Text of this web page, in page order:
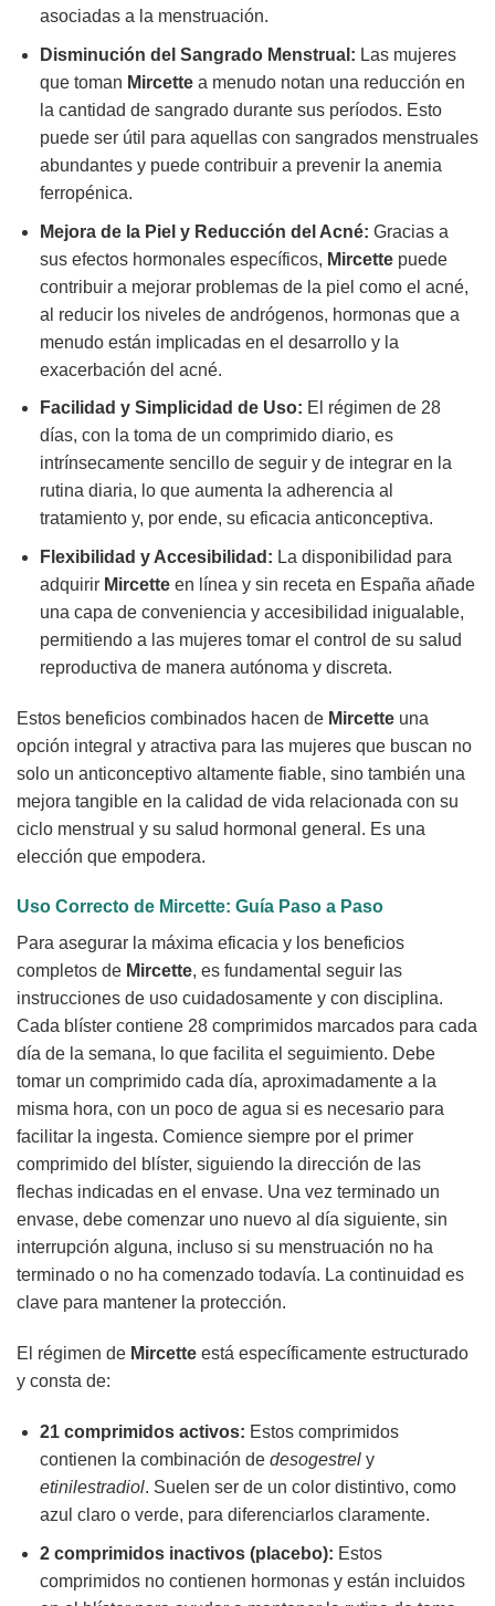
asociadas a la menstruación.
Disminución del Sangrado Menstrual: Las mujeres
que toman Mircettea menudo notan una reducción en
la cantidad de sangrado durante sus períodos. Esto
puede ser útil para aquellas con sangrados menstruales
abundantes y puede contribuir a prevenir la anemia
ferropénica.
Mejora de la Piel y Reducción del Acné: Gracias a
sus efectos hormonales específicos, Mircettepuede
contribuir a mejorar problemas de la piel como el acné,
al reducir los niveles de andrógenos, hormonas que a
menudo están implicadas en el desarrollo y la
exacerbación del acné.
Facilidad y Simplicidad de Uso: El régimen de 28
días, con la toma de un comprimido diario, es
intrínsecamente sencillo de seguir y de integrar en la
rutina diaria, lo que aumenta la adherencia al
tratamiento y, por ende, su eficacia anticonceptiva.
Flexibilidad y Accesibilidad: La disponibilidad para
adquirir Mircetteen línea y sin receta en España añade
una capa de conveniencia y accesibilidad inigualable,
permitiendo a las mujeres tomar el control de su salud
reproductiva de manera autónoma y discreta.
Estos beneficios combinados hacen de Mircette una
opción integral y atractiva para las mujeres que buscan no
solo un anticonceptivo altamente fiable, sino también una
mejora tangible en la calidad de vida relacionada con su
ciclo menstrual y su salud hormonal general. Es una
elección que empodera.
Uso Correcto de Mircette: Guía Paso a Paso
Para asegurar la máxima eficacia y los beneficios
completos de Mircette, es fundamental seguir las
instrucciones de uso cuidadosamente y con disciplina.
Cada blíster contiene 28 comprimidos marcados para cada
día de la semana, lo que facilita el seguimiento. Debe
tomar un comprimido cada día, aproximadamente a la
misma hora, con un poco de agua si es necesario para
facilitar la ingesta. Comience siempre por el primer
comprimido del blíster, siguiendo la dirección de las
flechas indicadas en el envase. Una vez terminado un
envase, debe comenzar uno nuevo al día siguiente, sin
interrupción alguna, incluso si su menstruación no ha
terminado o no ha comenzado todavía. La continuidad es
clave para mantener la protección.
El régimen de Mircette está específicamente estructurado
y consta de:
21 comprimidos activos: Estos comprimidos
contienen la combinación de desogestrely
etinilestradiol. Suelen ser de un color distintivo, como
azul claro o verde, para diferenciarlos claramente.
2 comprimidos inactivos (placebo): Estos
comprimidos no contienen hormonas y están incluidos